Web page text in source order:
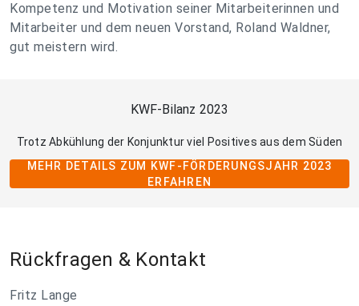
Kompetenz und Motivation seiner Mitarbeiterinnen und
Mitarbeiter und dem neuen Vorstand, Roland Waldner,
gut meistern wird.
KWF-Bilanz 2023
Trotz Abkühlung der Konjunktur viel Positives aus dem Süden
MEHR DETAILS ZUM KWF-FÖRDERUNGSJAHR 2023
ERFAHREN
Rückfragen & Kontakt
Fritz Lange